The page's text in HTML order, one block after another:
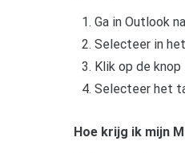
Ga in Outlook
Selecteer in
Klik op de
Selecteer het
Hoe krijg ik mijn